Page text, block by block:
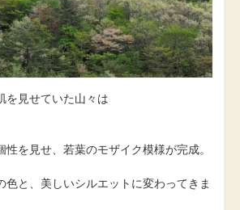
を見せていた山々は
性を見せ、若葉のモザイク模様が完成。
色と、美しいシルエットに変わってきま